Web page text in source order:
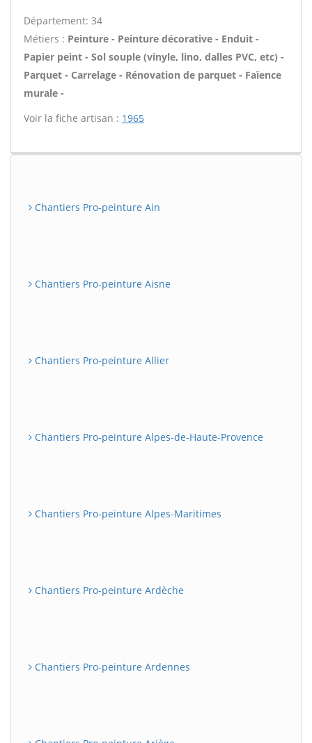
Département: 34
Métiers : Peinture - Peinture décorative - Enduit -
Papier peint - Sol souple (vinyle, lino, dalles PVC, etc) -
Parquet - Carrelage - Rénovation de parquet - Faïence
murale -
Voir la fiche artisan : 1965
Chantiers Pro-peinture Ain
Chantiers Pro-peinture Aisne
Chantiers Pro-peinture Allier
Chantiers Pro-peinture Alpes-de-Haute-Provence
Chantiers Pro-peinture Alpes-Maritimes
Chantiers Pro-peinture Ardèche
Chantiers Pro-peinture Ardennes